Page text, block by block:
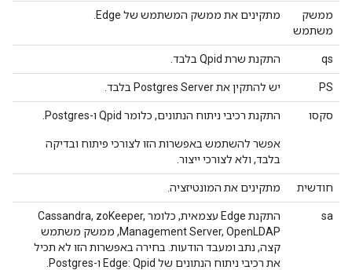
ממשק
משתמש
מתקינים את ממשק המשתמש של Edge.
qs התקנת שרת Qpid בלבד.
PS יש להתקין את Postgres Server בלבד.
סקסו התקנת רכיבי ניתוח הנתונים, כלומר Qpid ו-Postgres.
אפשר להשתמש באפשרות הזו לצורכי פיתוח ובדיקה
בלבד, ולא לצורכי ייצור.
חודשית מתקינים את המונטיזציה.
sa
התקנת Edge עצמאית, כלומר Cassandra, zoKeeper,
Management Server, OpenLDAP, ממשק משתמש
קצה, נתב ומעבד הודעות. בחירה באפשרות הזו לא תכיל
את רכיבי ניתוח הנתונים של Edge: Qpid ו-Postgres.